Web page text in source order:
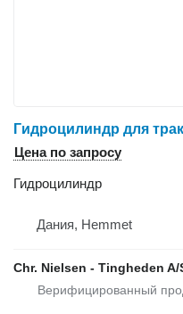
Цена по запросу
Гидроцилиндр
Дания, Hemmet
Chr. Nielsen - Tingheden A/